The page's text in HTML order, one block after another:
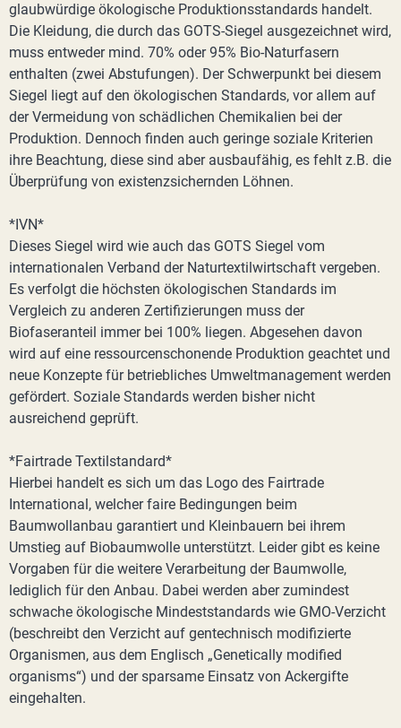
glaubwürdige ökologische Produktionsstandards handelt.
Die Kleidung, die durch das GOTS-Siegel ausgezeichnet wird,
muss entweder mind. 70% oder 95% Bio-Naturfasern
enthalten (zwei Abstufungen). Der Schwerpunkt bei diesem
Siegel liegt auf den ökologischen Standards, vor allem auf
der Vermeidung von schädlichen Chemikalien bei der
Produktion. Dennoch finden auch geringe soziale Kriterien
ihre Beachtung, diese sind aber ausbaufähig, es fehlt z.B. die
Überprüfung von existenzsichernden Löhnen.
*IVN*
Dieses Siegel wird wie auch das GOTS Siegel vom
internationalen Verband der Naturtextilwirtschaft vergeben.
Es verfolgt die höchsten ökologischen Standards im
Vergleich zu anderen Zertifizierungen muss der
Biofaseranteil immer bei 100% liegen. Abgesehen davon
wird auf eine ressourcenschonende Produktion geachtet und
neue Konzepte für betriebliches Umweltmanagement werden
gefördert. Soziale Standards werden bisher nicht
ausreichend geprüft.
*Fairtrade Textilstandard*
Hierbei handelt es sich um das Logo des Fairtrade
International, welcher faire Bedingungen beim
Baumwollanbau garantiert und Kleinbauern bei ihrem
Umstieg auf Biobaumwolle unterstützt. Leider gibt es keine
Vorgaben für die weitere Verarbeitung der Baumwolle,
lediglich für den Anbau. Dabei werden aber zumindest
schwache ökologische Mindeststandards wie GMO-Verzicht
(beschreibt den Verzicht auf gentechnisch modifizierte
Organismen, aus dem Englisch „Genetically modified
organisms“) und der sparsame Einsatz von Ackergifte
eingehalten.